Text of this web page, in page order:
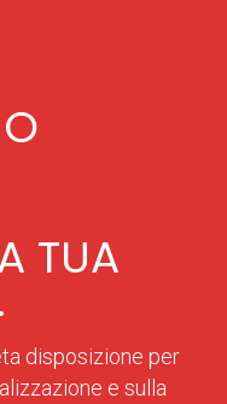
TUA
disposizione per
e sulla